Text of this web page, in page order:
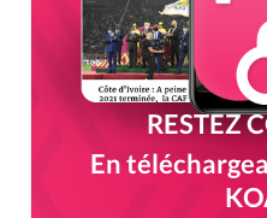
RESTEZ
En